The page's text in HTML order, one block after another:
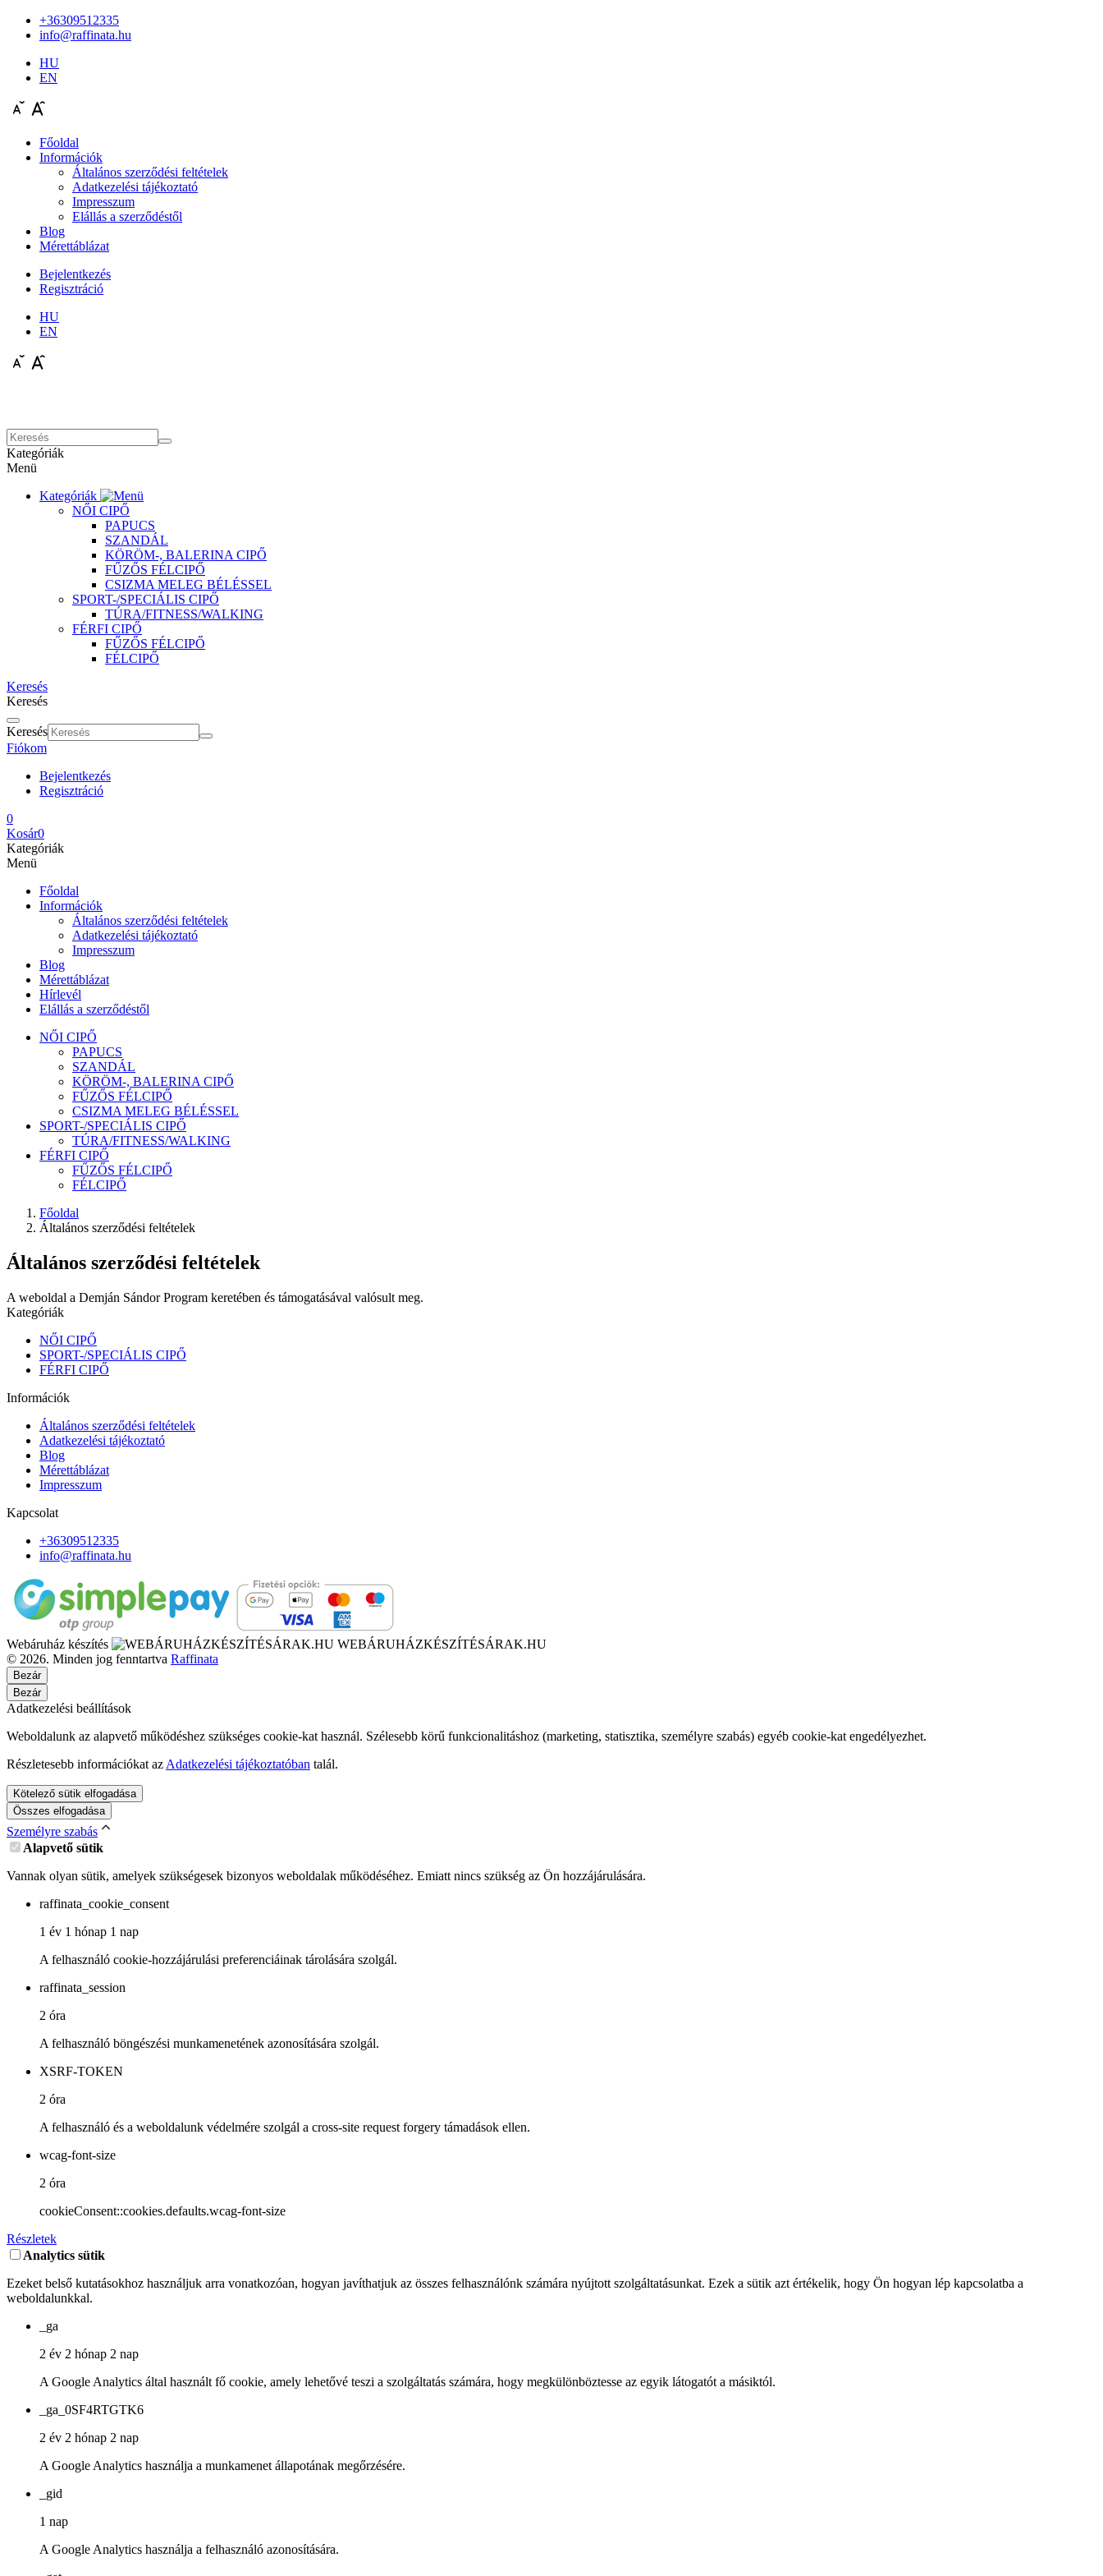
+36309512335
info@raffinata.hu
HU
EN
Főoldal
Információk
Általános szerződési feltételek
Adatkezelési tájékoztató
Impresszum
Elállás a szerződéstől
Blog
Mérettáblázat
Bejelentkezés
Regisztráció
HU
EN
Kategóriák
Menü
Kategóriák
NŐI CIPŐ
PAPUCS
SZANDÁL
KÖRÖM-, BALERINA CIPŐ
FŰZŐS FÉLCIPŐ
CSIZMA MELEG BÉLÉSSEL
SPORT-/SPECIÁLIS CIPŐ
TÚRA/FITNESS/WALKING
FÉRFI CIPŐ
FŰZŐS FÉLCIPŐ
FÉLCIPŐ
Keresés
Keresés
Keresés
Fiókom
Bejelentkezés
Regisztráció
0
Kosár0
Kategóriák
Menü
Főoldal
Információk
Általános szerződési feltételek
Adatkezelési tájékoztató
Impresszum
Blog
Mérettáblázat
Hírlevél
Elállás a szerződéstől
NŐI CIPŐ
PAPUCS
SZANDÁL
KÖRÖM-, BALERINA CIPŐ
FŰZŐS FÉLCIPŐ
CSIZMA MELEG BÉLÉSSEL
SPORT-/SPECIÁLIS CIPŐ
TÚRA/FITNESS/WALKING
FÉRFI CIPŐ
FŰZŐS FÉLCIPŐ
FÉLCIPŐ
Főoldal
Általános szerződési feltételek
Általános szerződési feltételek
A weboldal a Demján Sándor Program keretében és támogatásával valósult meg.
Kategóriák
NŐI CIPŐ
SPORT-/SPECIÁLIS CIPŐ
FÉRFI CIPŐ
Információk
Általános szerződési feltételek
Adatkezelési tájékoztató
Blog
Mérettáblázat
Impresszum
Kapcsolat
+36309512335
info@raffinata.hu
Webáruház készítés
WEBÁRUHÁZKÉSZÍTÉSÁRAK.HU
© 2026. Minden jog fenntartva Raffinata
Bezár
Bezár
Adatkezelési beállítások
Weboldalunk az alapvető működéshez szükséges cookie-kat használ. Szélesebb körű funkcionalitáshoz (marketing, statisztika, személyre szabás) egyéb cookie-kat engedélyezhet.
Részletesebb információkat az Adatkezelési tájékoztatóban talál.
Kötelező sütik elfogadása
Összes elfogadása
Személyre szabás
Alapvető sütik
Vannak olyan sütik, amelyek szükségesek bizonyos weboldalak működéséhez. Emiatt nincs szükség az Ön hozzájárulására.
raffinata_cookie_consent
1 év 1 hónap 1 nap
A felhasználó cookie-hozzájárulási preferenciáinak tárolására szolgál.
raffinata_session
2 óra
A felhasználó böngészési munkamenetének azonosítására szolgál.
XSRF-TOKEN
2 óra
A felhasználó és a weboldalunk védelmére szolgál a cross-site request forgery támadások ellen.
wcag-font-size
2 óra
cookieConsent::cookies.defaults.wcag-font-size
Részletek
Analytics sütik
Ezeket belső kutatásokhoz használjuk arra vonatkozóan, hogyan javíthatjuk az összes felhasználónk számára nyújtott szolgáltatásunkat. Ezek a sütik azt értékelik, hogy Ön hogyan lép kapcsolatba a
weboldalunkkal.
_ga
2 év 2 hónap 2 nap
A Google Analytics által használt fő cookie, amely lehetővé teszi a szolgáltatás számára, hogy megkülönböztesse az egyik látogatót a másiktól.
_ga_0SF4RTGTK6
2 év 2 hónap 2 nap
A Google Analytics használja a munkamenet állapotának megőrzésére.
_gid
1 nap
A Google Analytics használja a felhasználó azonosítására.